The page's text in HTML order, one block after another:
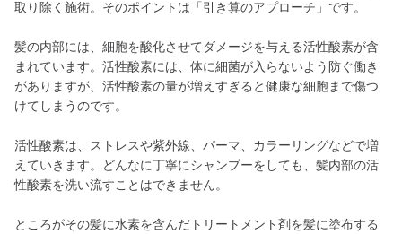
取り除く施術。そのポイントは「引き算のアプローチ」です。
髪の内部には、細胞を酸化させてダメージを与える活性酸素が含
まれています。活性酸素には、体に細菌が入らないよう防ぐ働き
がありますが、活性酸素の量が増えすぎると健康な細胞まで傷つ
けてしまうのです。
活性酸素は、ストレスや紫外線、パーマ、カラーリングなどで増
えていきます。どんなに丁寧にシャンプーをしても、髪内部の活
性酸素を洗い流すことはできません。
ところがその髪に水素を含んだトリートメント剤を髪に塗布する